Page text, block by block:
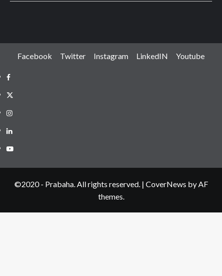
Facebook Twitter Instagram LinkedIN Youtube
Facebook
Twitter
Instagram
LinkedIN
Youtube
©2020 - Prabaha. All rights reserved. | CoverNews by AF
themes.